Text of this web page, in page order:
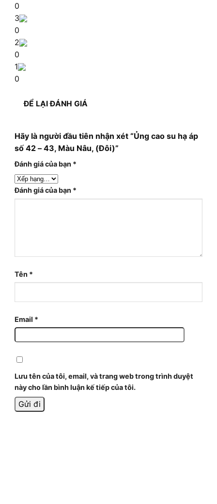
0
3
0
2
0
1
0
ĐỂ LẠI ĐÁNH GIÁ
Hãy là người đầu tiên nhận xét “Ủng cao su hạ áp
số 42 – 43, Màu Nâu, (Đôi)”
Đánh giá của bạn *
Đánh giá của bạn *
Tên *
Email *
Lưu tên của tôi, email, và trang web trong trình duyệt
này cho lần bình luận kế tiếp của tôi.